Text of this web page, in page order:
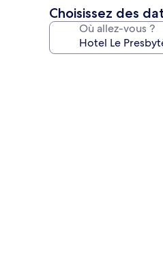
Choisissez des
Où allez-vous ?